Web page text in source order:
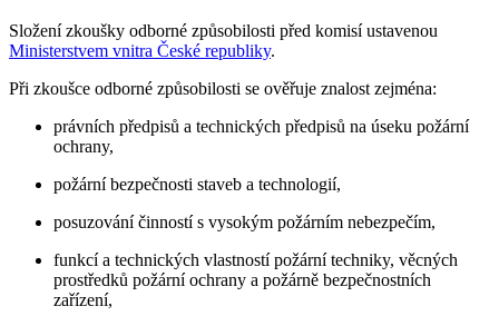
Složení zkoušky odborné způsobilosti před komisí ustavenou
Ministerstvem vnitra České republiky.
Při zkoušce odborné způsobilosti se ověřuje znalost zejména:
právních předpisů a technických předpisů na úseku požární
ochrany,
požární bezpečnosti staveb a technologií,
posuzování činností s vysokým požárním nebezpečím,
funkcí a technických vlastností požární techniky, věcných
prostředků požární ochrany a požárně bezpečnostních
zařízení,